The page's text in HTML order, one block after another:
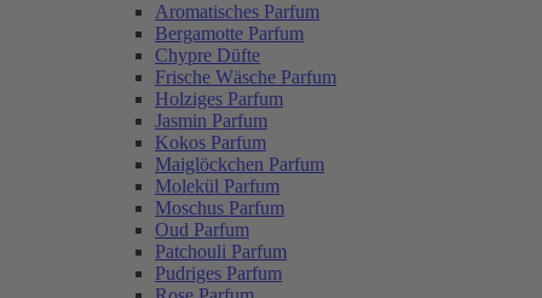
Aromatisches Parfum
Bergamotte Parfum
Chypre Düfte
Frische Wäsche Parfum
Holziges Parfum
Jasmin Parfum
Kokos Parfum
Maiglöckchen Parfum
Molekül Parfum
Moschus Parfum
Oud Parfum
Patchouli Parfum
Pudriges Parfum